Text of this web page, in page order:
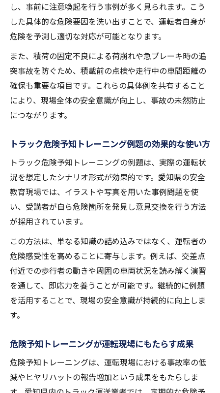
し、事前に注意喚起を行う事例が多く見られます。こう
した具体的な危険要因を洗い出すことで、運転者自身が
危険を予測し適切な対応が可能となります。
また、積荷の固定不良による荷崩れや急ブレーキ時の追
突事故を防ぐため、積載前の点検や走行中の車間距離の
確保も重要な項目です。これらの具体例を共有すること
により、現場全体の安全意識が向上し、事故の未然防止
につながります。
トラック危険予知トレーニング例題の効果的な使い方
トラック危険予知トレーニングの例題は、実際の運転状
況を想定したシナリオ形式が効果的です。愛知県の安全
教育現場では、イラストや写真を用いた事例問題を使
い、受講者が自ら危険箇所を発見し意見交換を行う方法
が採用されています。
この方法は、単なる知識の詰め込みではなく、運転者の
危険感受性を高めることに寄与します。例えば、交差点
付近での歩行者の動きや周囲の車両状況を読み解く演習
を通して、即応力を養うことが可能です。継続的に例題
を活用することで、現場の安全意識が持続的に向上しま
す。
危険予知トレーニングが運転現場にもたらす成果
危険予知トレーニングは、運転現場における事故率の低
減やヒヤリハットの報告増加という成果をもたらしま